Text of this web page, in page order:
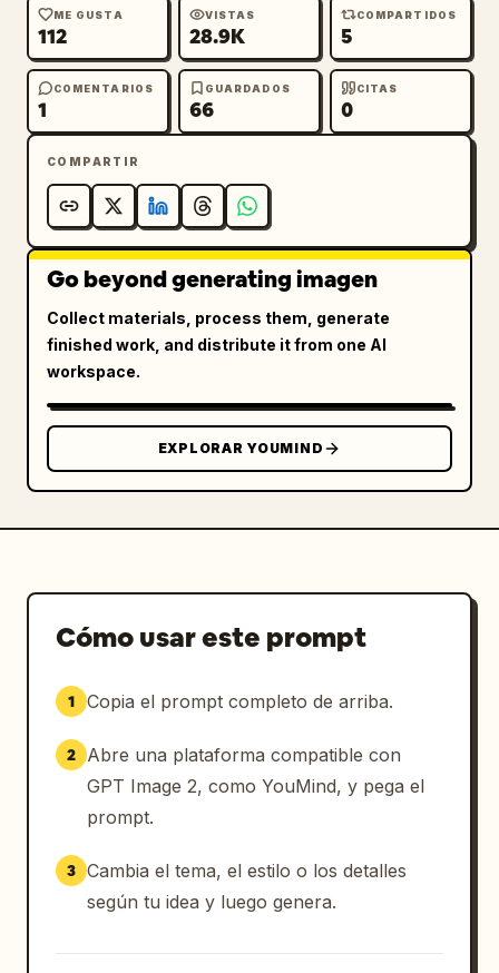
        "style": "serif mediana, flanqueada
por líneas decorativas vintage"
      }
    },
      "style": "botón rojo con forma de
píldora y borde doble dorado, centrado debajo
del texto"
    }
  },
superiores redondeadas",
      "count": 3,
      "items": [
        { "icon": "camera", "label":
"Fotogénico" },
fácil al extranjero" }
      ]
    }
ME GUSTA
112
VISTAS
28.9K
COMPARTIDOS
5
COMENTARIOS
1
GUARDADOS
66
CITAS
0
COMPARTIR
Go beyond generating imagen
Collect materials, process them, generate
finished work, and distribute it from one AI
workspace.
EXPLORAR YOUMIND
Cómo usar este prompt
1 Copia el prompt completo de arriba.
2
Abre una plataforma compatible con
GPT Image 2, como YouMind, y pega el
prompt.
3 Cambia el tema, el estilo o los detalles
según tu idea y luego genera.